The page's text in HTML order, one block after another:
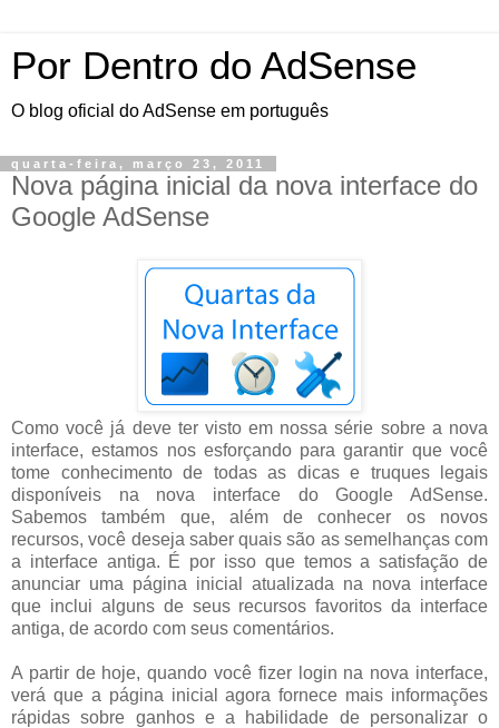
Por Dentro do AdSense
O blog oficial do AdSense em português
quarta-feira, março 23, 2011
Nova página inicial da nova interface do
Google AdSense
Como você já deve ter visto em nossa série sobre a nova
interface, estamos nos esforçando para garantir que você
tome conhecimento de todas as dicas e truques legais
disponíveis na nova interface do Google AdSense.
Sabemos também que, além de conhecer os novos
recursos, você deseja saber quais são as semelhanças com
a interface antiga. É por isso que temos a satisfação de
anunciar uma página inicial atualizada na nova interface
que inclui alguns de seus recursos favoritos da interface
antiga, de acordo com seus comentários.
A partir de hoje, quando você fizer login na nova interface,
verá que a página inicial agora fornece mais informações
rápidas sobre ganhos e a habilidade de personalizar o